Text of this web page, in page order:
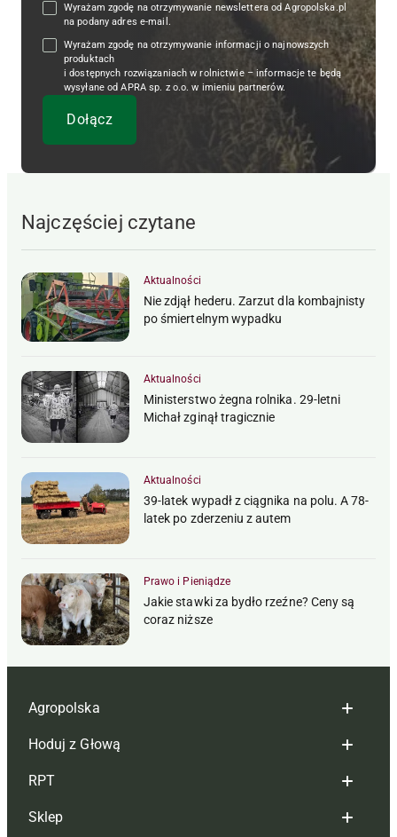
Wyrażam zgodę na otrzymywanie newslettera od Agropolska.pl
na podany adres e-mail.
Wyrażam zgodę na otrzymywanie informacji o najnowszych
produktach
i dostępnych rozwiązaniach w rolnictwie – informacje te będą
wysyłane od APRA sp. z o.o. w imieniu partnerów.
Najczęściej czytane
Aktualności
Nie zdjął hederu. Zarzut dla kombajnisty
po śmiertelnym wypadku
Aktualności
Ministerstwo żegna rolnika. 29-letni
Michał zginął tragicznie
Aktualności
39-latek wypadł z ciągnika na polu. A 78-
latek po zderzeniu z autem
Prawo i Pieniądze
Jakie stawki za bydło rzeźne? Ceny są
coraz niższe
Agropolska
Redakcja
Reklama
Tagi
Hoduj z Głową
Hoduj z głową bydło
Hoduj z głową świnie
RPT
Redakcja
Sklep